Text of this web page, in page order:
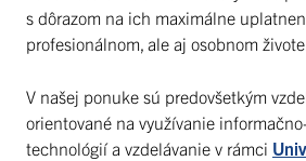
s dôrazom na ich maximálne
profesionálnom, ale aj osobnom
V našej ponuke sú predovšetkým
orientované na využívanie
technológií a vzdelávanie v rámci